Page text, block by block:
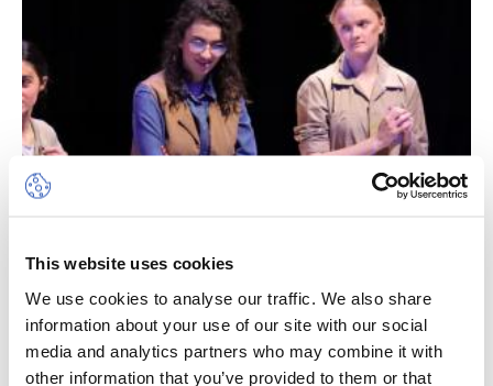
This website uses cookies
We use cookies to analyse our traffic. We also share
information about your use of our site with our social
media and analytics partners who may combine it with
other information that you’ve provided to them or that